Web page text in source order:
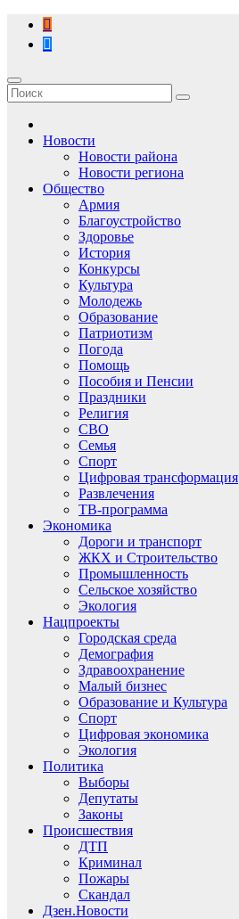
Перейти
содержимому
Новости
Новости района
Новости региона
Общество
Армия
Благоустройство
Здоровье
История
Конкурсы
Культура
Молодежь
Образование
Патриотизм
Погода
Помощь
Пособия и Пенсии
Праздники
Религия
СВО
Семья
Спорт
Цифровая трансформация
Развлечения
ТВ-программа
Экономика
Дороги и транспорт
ЖКХ и Строительство
Промышленность
Сельское хозяйство
Экология
Нацпроекты
Городская среда
Демография
Здравоохранение
Малый бизнес
Образование и Культура
Спорт
Цифровая экономика
Экология
Политика
Выборы
Депутаты
Законы
Происшествия
ДТП
Криминал
Пожары
Скандал
Дзен.Новости